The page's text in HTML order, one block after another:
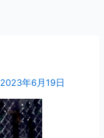
2023年6月19日